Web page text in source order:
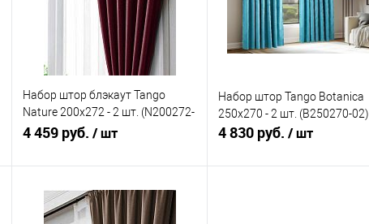
Набор штор блэкаут Tango
Nature 200x272 - 2 шт. (N200272-
10)
4 459 руб. / шт
В корзину
Набор штор Tango Botanica
250x270 - 2 шт. (B250270-02)
4 830 руб. / шт